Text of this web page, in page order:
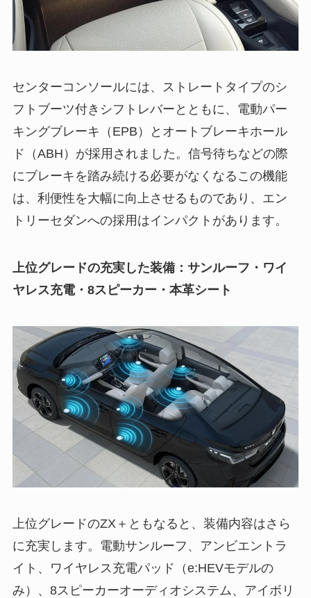
センターコンソールには、ストレートタイプのシ
フトブーツ付きシフトレバーとともに、電動パー
キングブレーキ（EPB）とオートブレーキホール
ド（ABH）が採用されました。信号待ちなどの際
にブレーキを踏み続ける必要がなくなるこの機能
は、利便性を大幅に向上させるものであり、エン
トリーセダンへの採用はインパクトがあります。
上位グレードの充実した装備：サンルーフ・ワイ
ヤレス充電・8スピーカー・本革シート
上位グレードのZX＋ともなると、装備内容はさら
に充実します。電動サンルーフ、アンビエントラ
イト、ワイヤレス充電パッド（e:HEVモデルの
み）、8スピーカーオーディオシステム、アイボリ